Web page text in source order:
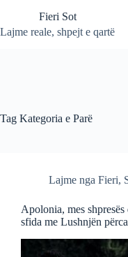
content
Fieri Sot
Lajme reale, shpejt e qartë
Tag Kategoria e Parë
Lajme nga Fieri,
Apolonia, mes
sfida me Lushnjën